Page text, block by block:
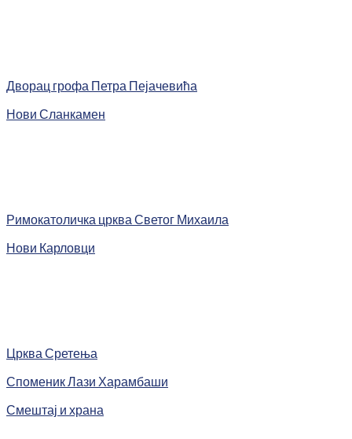
Дворац грофа Петра Пејачевића
Нови Сланкамен
Римокатоличка црква Светог Михаила
Нови Карловци
Црква Сретења
Споменик Лази Харамбаши
Смештај и храна